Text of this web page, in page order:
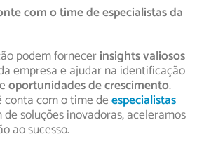
com o time de especialistas da
podem fornecerinsights valiosos
empresa e ajudar na identificação
oportunidades de crescimento.
conta com o time deespecialistas
de soluções inovadoras, aceleramos
ao sucesso.